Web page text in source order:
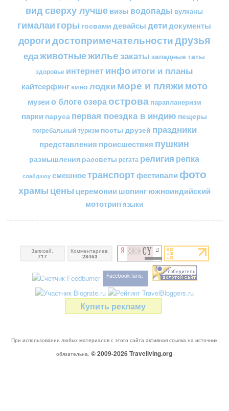
вид сверху лучшевизы водопады вулканы
гималаи горы госвами девайсы детидокументы
дорогидостопримечательностидрузья
едаживотныежильезакаты западные гаты
здоровье интернетинфоитоги и планы
кайтсерфинг кино лодкиморе и пляжимото
музеи о блогеозераострова парапланеризм
парки паруса первая поездка в индию пещеры
погребальный туризм посты друзей праздники
представления происшествия пушкин
размышления рассветы регата религия репка
слайдшоу смешноетранспортфестивали фото
храмы цены церемонии шопингюжноиндийский
мототрип языки
Записей:
717
Комментариев:
28463
Facebook fans:
Купить рекламу
При использовании любых материалов с этого сайта активная ссылка на источник
обязательна. © 2009-2026Traveliving.org